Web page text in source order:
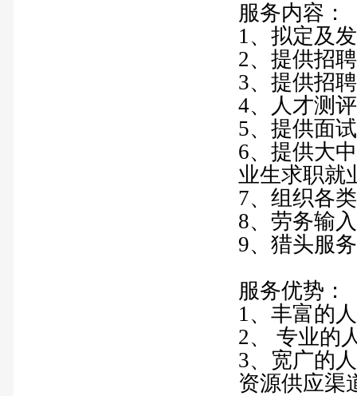
服务内容：
1、拟定及
2、提供招
3、提供招
4、人才测评
5、提供面
6、提供大
业生求职就
7、组织各
8、劳务输
9、猎头服务
服务优势：
1、丰富的
2、 专业的
3、宽广的
资源供应渠